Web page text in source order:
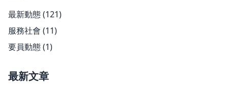
最新動態(121)
服務社會 (11)
要員動態(1)
最新文章